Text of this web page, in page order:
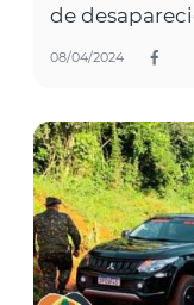
de
08/04/2024